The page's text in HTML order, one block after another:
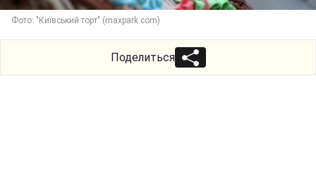
Фото: "Київський торт" (maxpark.com)
Поделиться